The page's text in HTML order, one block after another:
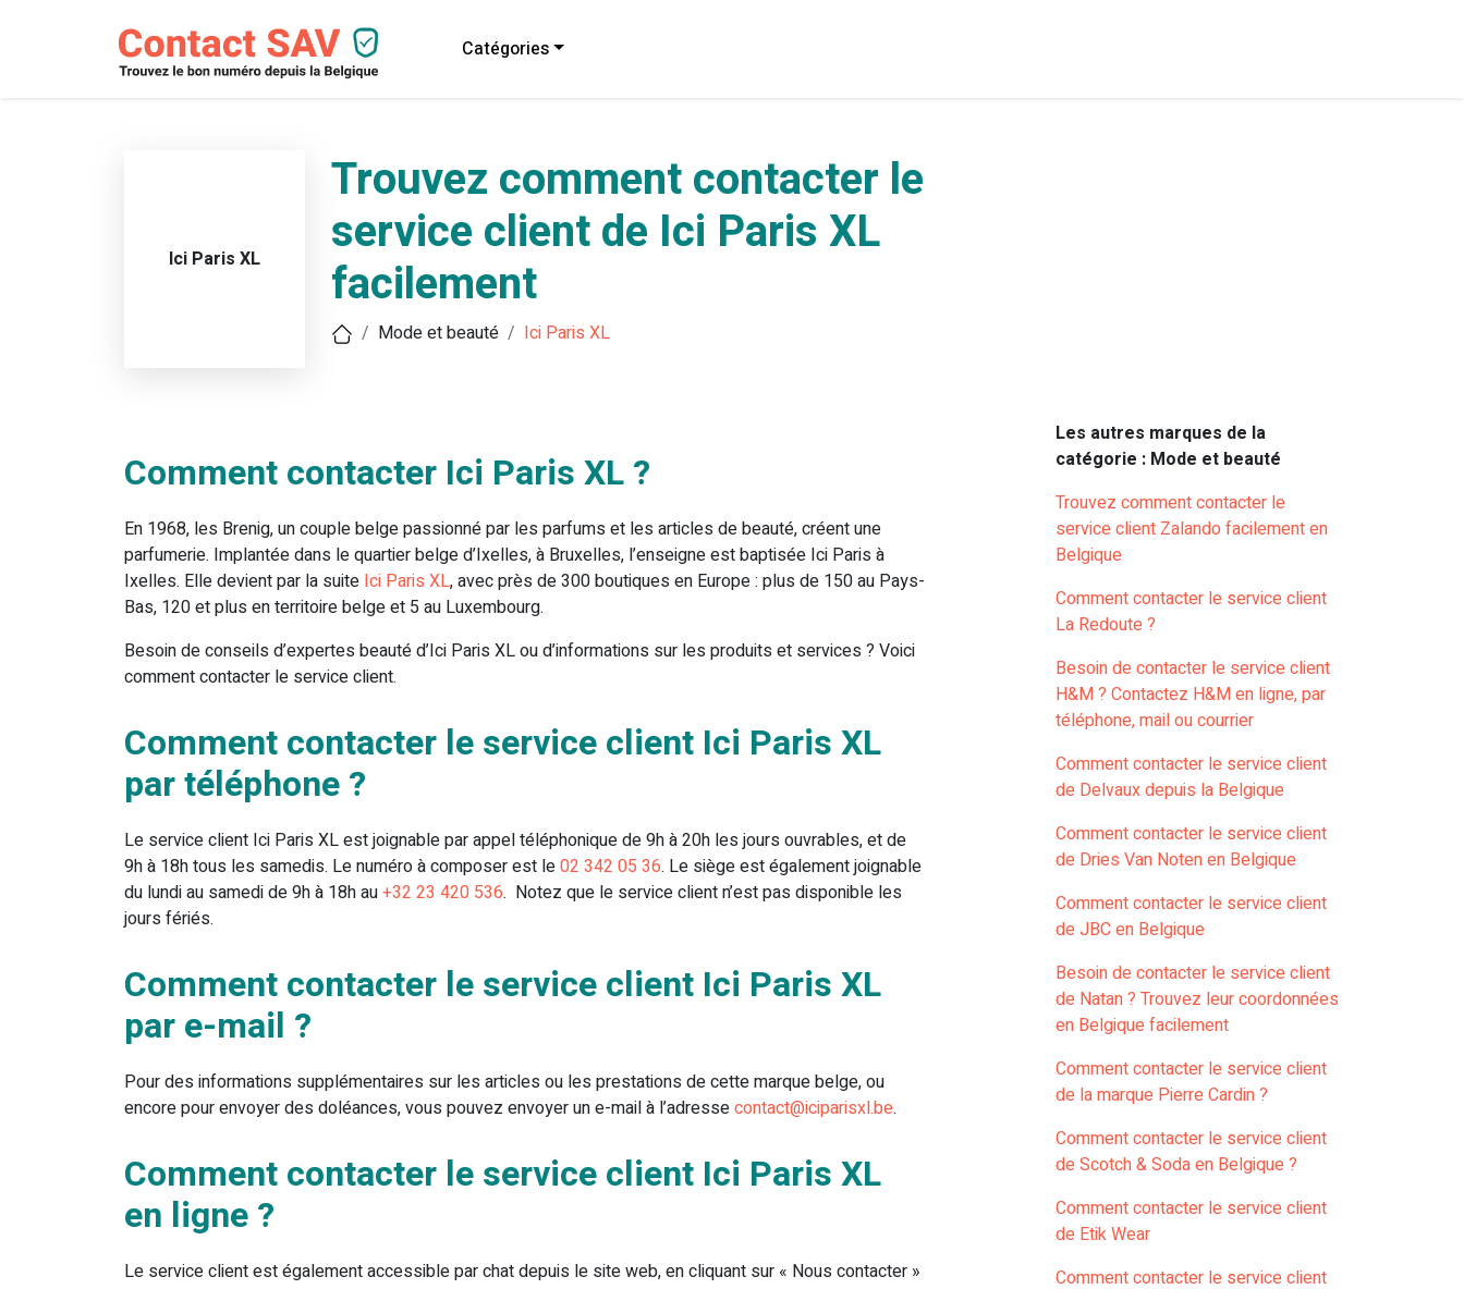
Catégories
Ici Paris XL
Trouvez comment contacter le
service client de Ici Paris XL
facilement
Mode et beauté Ici Paris XL
Comment contacter Ici Paris XL ?
En 1968, les Brenig, un couple belge passionné par les parfums et les articles de beauté, créent une
parfumerie. Implantée dans le quartier belge d’Ixelles, à Bruxelles, l’enseigne est baptisée Ici Paris à
Ixelles. Elle devient par la suite Ici Paris XL, avec près de 300 boutiques en Europe : plus de 150 au Pays-
Bas, 120 et plus en territoire belge et 5 au Luxembourg.
Besoin de conseils d’expertes beauté d’Ici Paris XL ou d’informations sur les produits et services ? Voici
comment contacter le service client.
Comment contacter le service client Ici Paris XL
par téléphone ?
Le service client Ici Paris XL est joignable par appel téléphonique de 9h à 20h les jours ouvrables, et de
9h à 18h tous les samedis. Le numéro à composer est le02 342 05 36. Le siège est également joignable
du lundi au samedi de 9h à 18h au+32 23 420 536. Notez que le service client n’est pas disponible les
jours fériés.
Comment contacter le service client Ici Paris XL
par e-mail ?
Pour des informations supplémentaires sur les articles ou les prestations de cette marque belge, ou
encore pour envoyer des doléances, vous pouvez envoyer un e-mail à l’adressecontact@iciparisxl.be.
Comment contacter le service client Ici Paris XL
en ligne ?
Le service client est également accessible par chat depuis le site web, en cliquant sur « Nous contacter »
Les autres marques de la
catégorie : Mode et beauté
Trouvez comment contacter le
service client Zalando facilement en
Belgique
Comment contacter le service client
La Redoute ?
Besoin de contacter le service client
H&M ? Contactez H&M en ligne, par
téléphone, mail ou courrier
Comment contacter le service client
de Delvaux depuis la Belgique
Comment contacter le service client
de Dries Van Noten en Belgique
Comment contacter le service client
de JBC en Belgique
Besoin de contacter le service client
de Natan ? Trouvez leur coordonnées
en Belgique facilement
Comment contacter le service client
de la marque Pierre Cardin ?
Comment contacter le service client
de Scotch & Soda en Belgique ?
Comment contacter le service client
de Etik Wear
Comment contacter le service client